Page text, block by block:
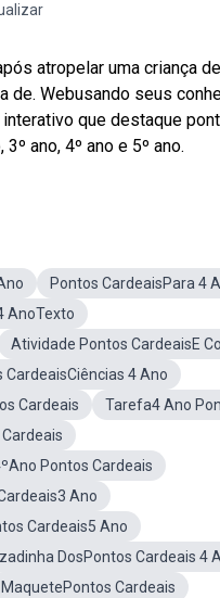
atropelar uma criança
de. Webusando seus
que destaque
ano, 4º ano e 5º ano.
Pontos CardeaisPara 4
AnoTexto
Atividade Pontos CardeaisE
CardeaisCiências 4 Ano
Cardeais
Tarefa4 Ano
Pontos Cardeais
Ano
Cardeais5 Ano
DosPontos Cardeais 4
MaquetePontos Cardeais